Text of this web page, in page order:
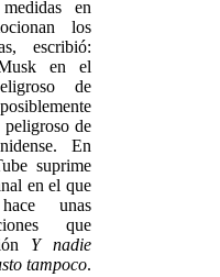
en
los
escribió:
en el
de
peligroso de
En
suprime
en el que
unas
que
Y nadie
tampoco.